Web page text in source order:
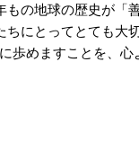
の地球の歴史が「
にとってとても大
歩めますことを、心